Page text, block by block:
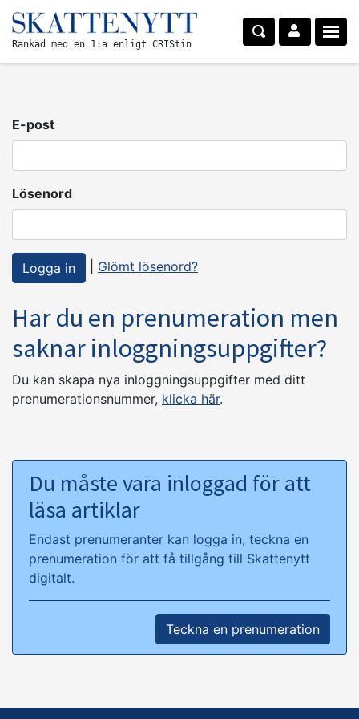
Rankad med en 1:a enligt CRIStin
E-post
Lösenord
Glömt lösenord?
Har du en prenumeration men
saknar inloggningsuppgifter?
Du kan skapa nya inloggningsuppgifter med ditt
prenumerationsnummer, klicka här.
Du måste vara inloggad för att
läsa artiklar
Endast prenumeranter kan logga in, teckna en
prenumeration för att få tillgång till Skattenytt
digitalt.
Teckna en prenumeration